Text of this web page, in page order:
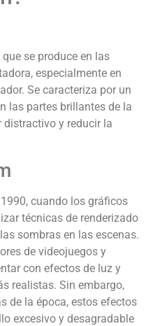
se produce en las
especialmente en
Se caracteriza por un
las partes brillantes de la
distractivo y reducir la
cuando los gráficos
técnicas de renderizado
sombras en las escenas.
de videojuegos y
con efectos de luz y
realistas. Sin embargo,
de la época, estos efectos
excesivo y desagradable